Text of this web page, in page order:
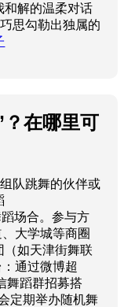
和解的温柔对话
思勾勒出独属的
在哪里可
队跳舞的伙伴或
场合。参与方
大学城等商圈
（如天津街舞联
通过微博超
舞蹈群招募搭
定期举办随机舞